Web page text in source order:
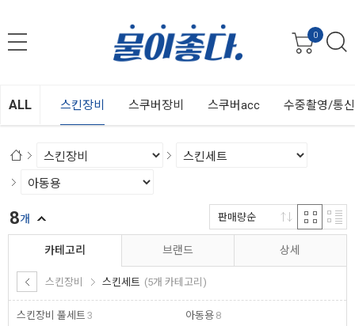
0
ALL 스킨장비 스쿠버장비 스쿠버acc 수중촬영/통
카테고리
스킨장비 스킨세트 (5개 카테고리)
스킨장비 풀세트 3
아동용 8
브랜드 상세
8개 판매량순